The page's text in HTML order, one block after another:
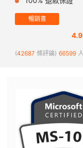
暢銷書
4.9
(42687 條評論) 66599